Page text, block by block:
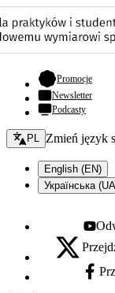
Promocje-
Newsletter
Podcasty
Zmień język - bieżący:
PL Zmień język
English (EN)
Українська
X - otwiera się